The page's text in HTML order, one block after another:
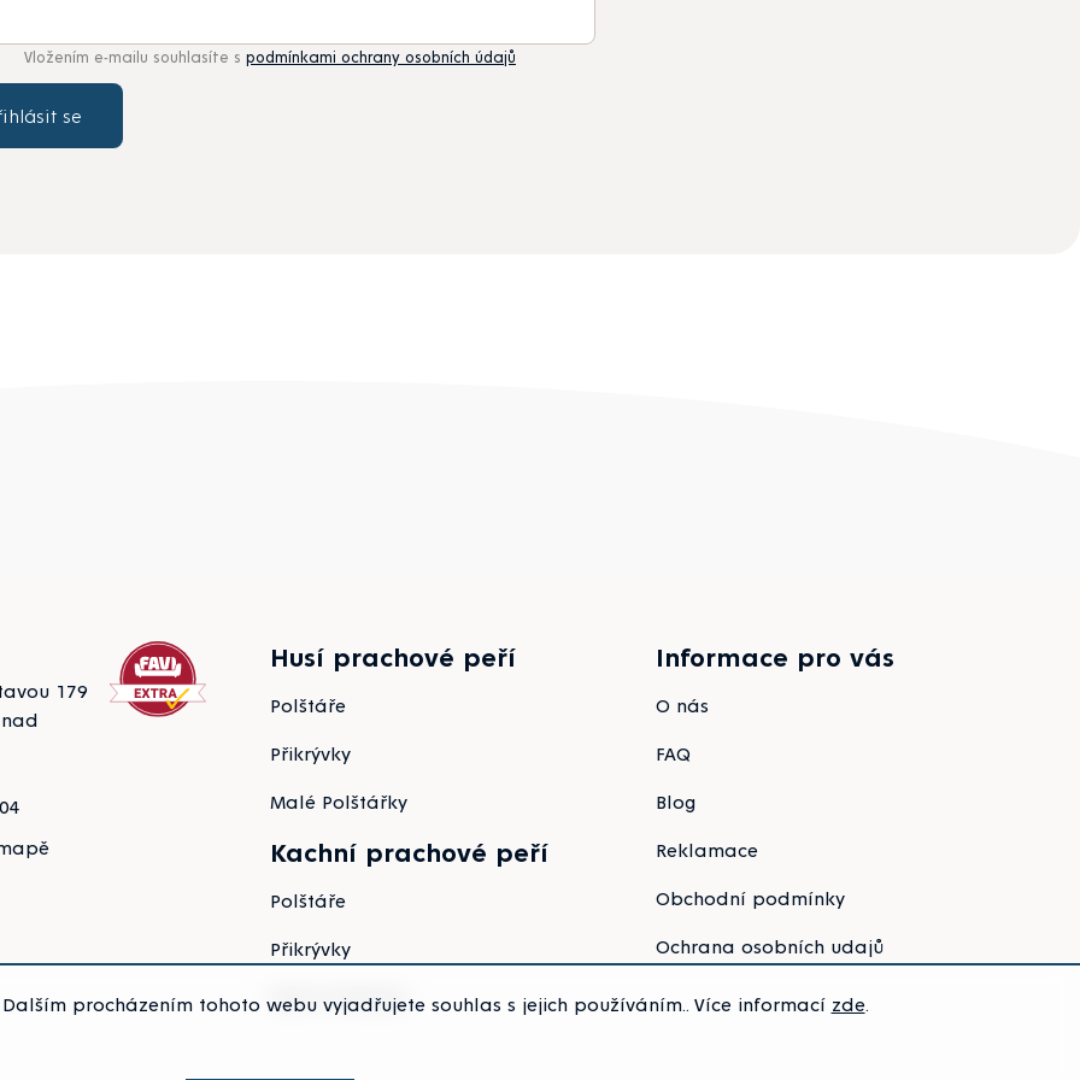
procházením tohoto webu vyjadřujete souhlas s jejich používáním.. Více informací zde.
Vložením e-mailu souhlasíte s podmínkami ochrany osobních údajů
se
179
Husí prachové peří
Polštáře
Přikrývky
Malé Polštářky
Informace pro vás
O nás
FAQ
Blog
Reklamace
Obchodní podmínky
Ochrana osobních udajů
Kachní prachové peří
Polštáře
Přikrývky
Malé Polštářky